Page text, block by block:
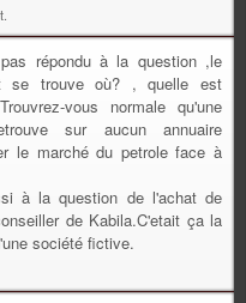
répondu à la question ,le
se trouve où? , quelle est
vous normale qu'une
sur aucun annuaire
le marché du petrole face à
à la question de l'achat de
de Kabila.C'etait ça la
société fictive.